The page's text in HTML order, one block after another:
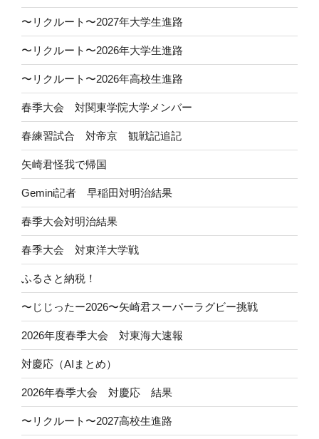
〜リクルート〜2027年大学生進路
〜リクルート〜2026年大学生進路
〜リクルート〜2026年高校生進路
春季大会 対関東学院大学メンバー
春練習試合 対帝京 観戦記追記
矢崎君怪我で帰国
Gemini記者 早稲田対明治結果
春季大会対明治結果
春季大会 対東洋大学戦
ふるさと納税！
〜じじったー2026〜矢崎君スーパーラグビー挑戦
2026年度春季大会 対東海大速報
対慶応（AIまとめ）
2026年春季大会 対慶応 結果
〜リクルート〜2027高校生進路